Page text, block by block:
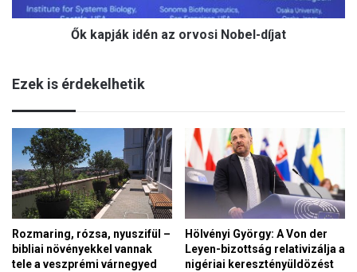
e
z
R
d
i
c
s
é
l
i
a
o
s
i
N
o
b
e
Ők kapják idén az orvosi Nobel-díjat
Ezek is érdekelhetik
Rozmaring, rózsa, nyuszifül –
bibliai növényekkel vannak
tele a veszprémi várnegyed
Hölvényi György: A Von der
Leyen-bizottság relativizálja a
nigériai keresztényüldözést